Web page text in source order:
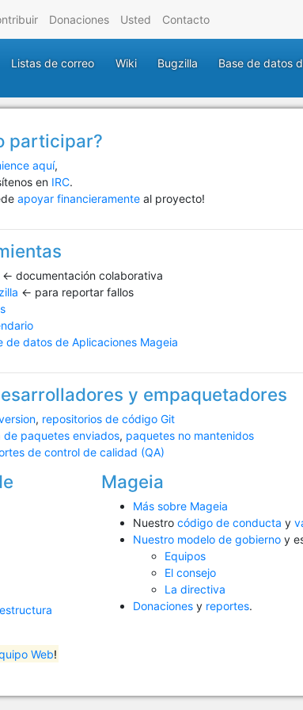
Donaciones Usted Contacto
Listas de correo Wiki Bugzilla
Base de datos
participar?
aquí,
en IRC.
apoyar financieramente al proyecto!
← documentación colaborativa
← para reportar fallos
de datos de Aplicaciones Mageia
y empaquetadores
, repositorios de código Git
de paquetes enviados, paquetes no mantenidos
de control de calidad (QA)
Mageia
Más sobre Mageia
Nuestro código de conducta y
Nuestro modelo de gobiernoy
Equipos
El consejo
La directiva
Donacionesy reportes.
Web!